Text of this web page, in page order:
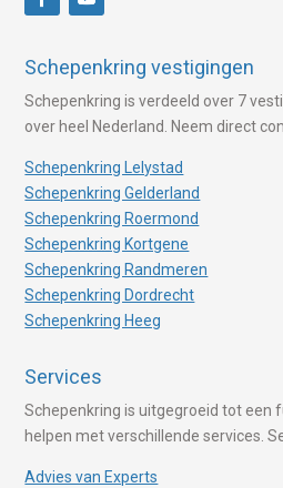
Schepenkring vestigingen
Schepenkring is verdeeld over 7
over heel Nederland. Neem direct
Schepenkring Lelystad
Schepenkring Gelderland
Schepenkring Roermond
Schepenkring Kortgene
Schepenkring Randmeren
Schepenkring Dordrecht
Schepenkring Heeg
Services
Schepenkring is uitgegroeid tot een
helpen met verschillende services.
Advies van Experts